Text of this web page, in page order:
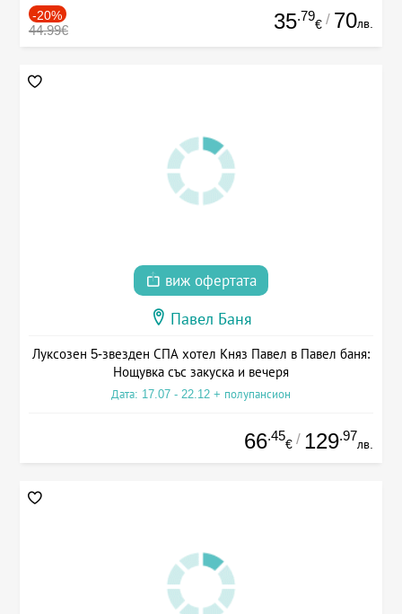
-20%
44.99€ 35.79
€ / 70лв.
виж офертата
Павел Баня
Луксозен 5-звезден СПА хотел Княз Павел в Павел баня:
Нощувка със закуска и вечеря
Дата: 17.07 - 22.12 + полупансион
66.45
€ / 129.97
лв.